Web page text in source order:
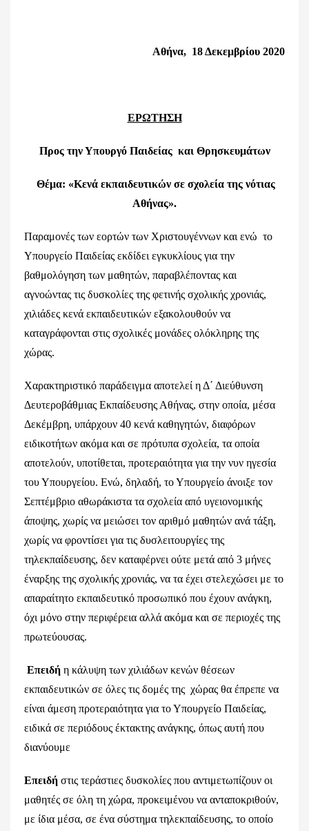
Αθήνα, 18 Δεκεμβρίου 2020
ΕΡΩΤΗΣΗ
Προς την Υπουργό Παιδείας και Θρησκευμάτων
Θέμα: «Κενά εκπαιδευτικών σε σχολεία της νότιας
Αθήνας».
Παραμονές των εορτών των Χριστουγέννων και ενώ το
Υπουργείο Παιδείας εκδίδει εγκυκλίους για την
βαθμολόγηση των μαθητών, παραβλέποντας και
αγνοώντας τις δυσκολίες της φετινής σχολικής χρονιάς,
χιλιάδες κενά εκπαιδευτικών εξακολουθούν να
καταγράφονται στις σχολικές μονάδες ολόκληρης της
χώρας.
Χαρακτηριστικό παράδειγμα αποτελεί η Δ΄ Διεύθυνση
Δευτεροβάθμιας Εκπαίδευσης Αθήνας, στην οποία, μέσα
Δεκέμβρη, υπάρχουν 40 κενά καθηγητών, διαφόρων
ειδικοτήτων ακόμα και σε πρότυπα σχολεία, τα οποία
αποτελούν, υποτίθεται, προτεραιότητα για την νυν ηγεσία
του Υπουργείου. Ενώ, δηλαδή, το Υπουργείο άνοιξε τον
Σεπτέμβριο αθωράκιστα τα σχολεία από υγειονομικής
άποψης, χωρίς να μειώσει τον αριθμό μαθητών ανά τάξη,
χωρίς να φροντίσει για τις δυσλειτουργίες της
τηλεκπαίδευσης, δεν καταφέρνει ούτε μετά από 3 μήνες
έναρξης της σχολικής χρονιάς, να τα έχει στελεχώσει με το
απαραίτητο εκπαιδευτικό προσωπικό που έχουν ανάγκη,
όχι μόνο στην περιφέρεια αλλά ακόμα και σε περιοχές της
πρωτεύουσας.
Επειδή η κάλυψη των χιλιάδων κενών θέσεων
εκπαιδευτικών σε όλες τις δομές της χώρας θα έπρεπε να
είναι άμεση προτεραιότητα για το Υπουργείο Παιδείας,
ειδικά σε περιόδους έκτακτης ανάγκης, όπως αυτή που
διανύουμε
Επειδή στις τεράστιες δυσκολίες που αντιμετωπίζουν οι
μαθητές σε όλη τη χώρα, προκειμένου να ανταποκριθούν,
με ίδια μέσα, σε ένα σύστημα τηλεκπαίδευσης, το οποίο